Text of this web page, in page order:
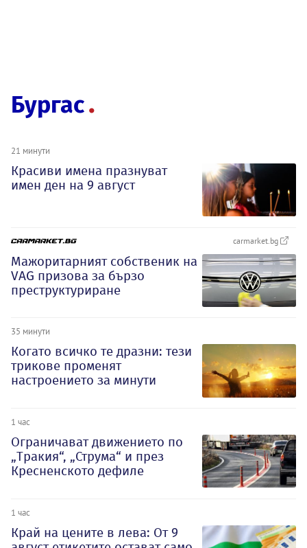
Бургас
21 минути
Красиви имена празнуват
имен ден на 9 август
carmarket.bg
Мажоритарният собственик на
VAG призова за бързо
преструктуриране
35 минути
Когато всичко те дразни: тези
трикове променят
настроението за минути
1 час
Ограничават движението по
„Тракия“, „Струма“ и през
Кресненското дефиле
1 час
Край на цените в лева: От 9